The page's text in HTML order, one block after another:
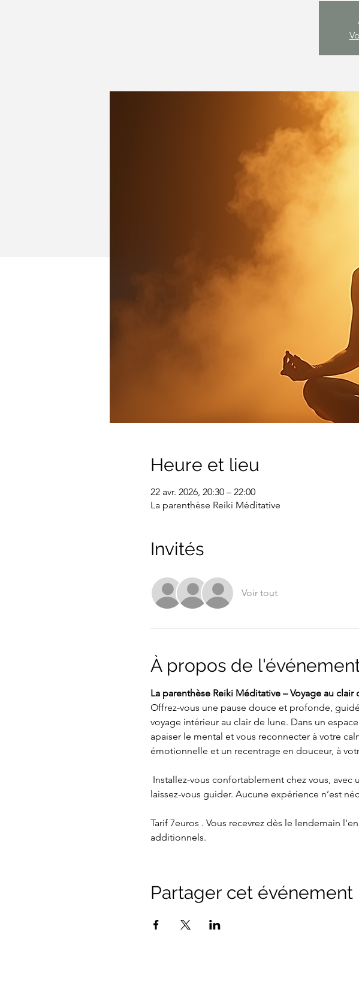
Heure et lieu
22 avr. 2026, 20:30 – 22:00
La parenthèse Reiki Méditative
Invités
Voir tout
À propos de
La parenthèse Reiki Méditative – Voyage au clair
Offrez-vous une pause douce et profonde,
voyage intérieur au clair de lune. Dans un
apaiser le mental et vous reconnecter à votre
émotionnelle et un recentrage en douceur, à
laissez-vous guider. Aucune expérience n’est
Tarif 7euros . Vous recevrez dès le lendemain
additionnels.
Partager cet événement